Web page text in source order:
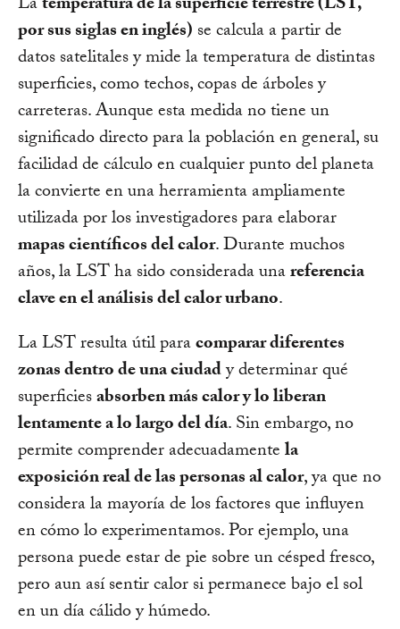
por sus siglas en inglés) se calcula a partir de
datos satelitales y mide la temperatura de distintas
superficies, como techos, copas de árboles y
carreteras. Aunque esta medida no tiene un
significado directo para la población en general, su
facilidad de cálculo en cualquier punto del planeta
la convierte en una herramienta ampliamente
utilizada por los investigadores para elaborar
mapas científicos del calor. Durante muchos
años, la LST ha sido considerada unareferencia
clave en el análisis del calor urbano.
La LST resulta útil paracomparar diferentes
zonas dentro de una ciudady determinar qué
superficiesabsorben más calor y lo liberan
lentamente a lo largo del día. Sin embargo, no
permite comprender adecuadamentela
exposición real de las personas al calor, ya que no
considera la mayoría de los factores que influyen
en cómo lo experimentamos. Por ejemplo, una
persona puede estar de pie sobre un césped fresco,
pero aun así sentir calor si permanece bajo el sol
en un día cálido y húmedo.